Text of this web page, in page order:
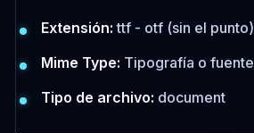
Extensión: ttf - otf (sin el punto)
Mime Type: Tipografía o fuente
Tipo de archivo: document